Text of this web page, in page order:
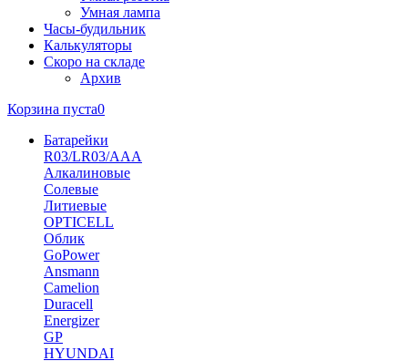
Умная лампа
Часы-будильник
Калькуляторы
Скоро на складе
Архив
Корзина пуста0
Батарейки
R03/LR03/AAA
Алкалиновые
Солевые
Литиевые
OPTICELL
Облик
GoPower
Ansmann
Camelion
Duracell
Energizer
GP
HYUNDAI